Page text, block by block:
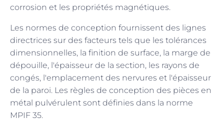
corrosion et les propriétés magnétiques.
Les normes de conception fournissent des lignes
directrices sur des facteurs tels que les tolérances
dimensionnelles, la finition de surface, la marge de
dépouille, l'épaisseur de la section, les rayons de
congés, l'emplacement des nervures et l'épaisseur
de la paroi. Les règles de conception des pièces en
métal pulvérulent sont définies dans la norme
MPIF 35.